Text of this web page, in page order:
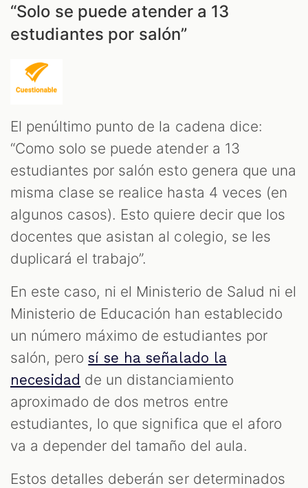
“Solo se puede atender a 13
estudiantes por salón”
El penúltimo punto de la cadena dice:
“Como solo se puede atender a 13
estudiantes por salón esto genera que una
misma clase se realice hasta 4 veces (en
algunos casos). Esto quiere decir que los
docentes que asistan al colegio, se les
duplicará el trabajo”.
En este caso, ni el Ministerio de Salud ni el
Ministerio de Educación han establecido
un número máximo de estudiantes por
salón, perosí se ha señalado la
necesidad de un distanciamiento
aproximado de dos metros entre
estudiantes, lo que significa que el aforo
va a depender del tamaño del aula.
Estos detalles deberán ser determinados